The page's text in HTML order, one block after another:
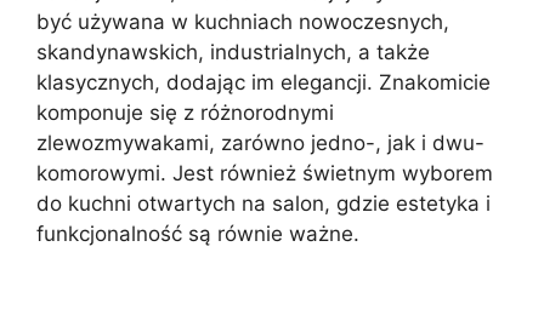
być używana w kuchniach nowoczesnych,
skandynawskich, industrialnych, a także
klasycznych, dodając im elegancji. Znakomicie
komponuje się z różnorodnymi
zlewozmywakami, zarówno jedno-, jak i dwu-
komorowymi. Jest również świetnym wyborem
do kuchni otwartych na salon, gdzie estetyka i
funkcjonalność są równie ważne.